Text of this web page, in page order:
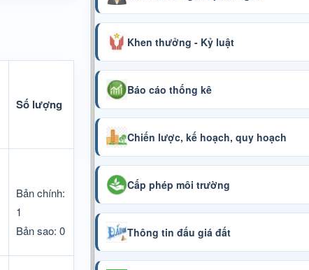
Số lượng
Bản chính:
1
Bản sao: 0
Khen thưởng - Kỷ luật
Báo cáo thống kê
Chiến lược, kế hoạch, quy hoạch
Cấp phép môi trường
Thông tin đấu giá đất